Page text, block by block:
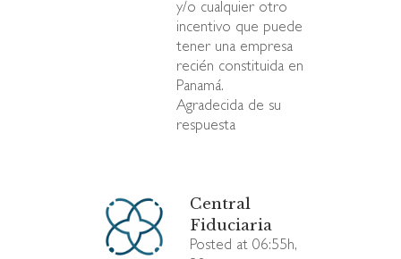
y/o cualquier otro
incentivo que puede
tener una empresa
recién constituida en
Panamá.
Agradecida de su
respuesta
Central
Fiduciaria
Posted at 06:55h,